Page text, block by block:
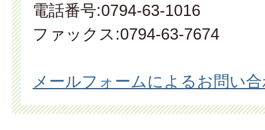
電話番号:0794-63-1016
ファックス:0794-63-7674
メールフォームによるお問い